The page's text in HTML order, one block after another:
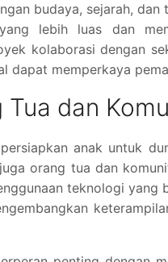
budaya, sejarah,
lebih luas dan
kolaborasi dengan
dapat memperkaya
Tua dan
anak untuk
orang tua dan
teknologi yang